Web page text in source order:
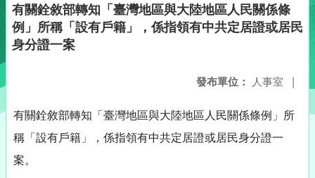
有關銓敘部轉知「臺灣地區與大陸地區人民關係條
例」所稱「設有戶籍」，係指領有中共定居證或居民
身分證一案
發布單位： 人事室 |
有關銓敘部轉知「臺灣地區與大陸地區人民關係條例」所
稱「設有戶籍」，係指領有中共定居證或居民身分證一
案。